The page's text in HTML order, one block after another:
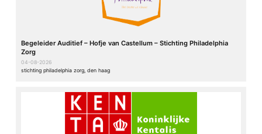
Begeleider Auditief – Hofje van Castellum – Stichting Philadelphia
Zorg
04-08-2026
stichting philadelphia zorg, den haag